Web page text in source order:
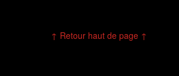
↑ Retour haut de page ↑